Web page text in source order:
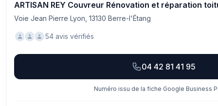
ARTISAN REY Couvreur Rénovation et réparation
Voie Jean Pierre Lyon, 13130 Berre-l'Étang
54 avis vérifiés
04 42 81 41 95
Numéro issu de la fiche Google Business